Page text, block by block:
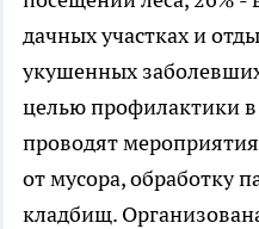
дачных участках и
укушенных
целью профилактики в
проводят
от мусора, обработку
кладбищ.